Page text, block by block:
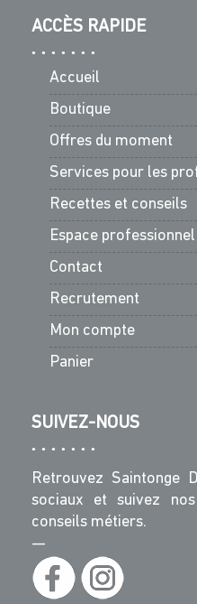
ACCÈS RAPIDE
Accueil
Boutique
Offres du moment
Services pour les
Recettes et conseils
Espace professionnel
Contact
Recrutement
Mon compte
Panier
SUIVEZ-NOUS
Retrouvez Saintonge
sociaux et suivez
conseils métiers.
—